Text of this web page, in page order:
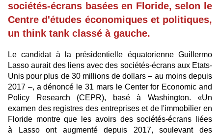
sociétés-écrans basées en Floride, selon le
Centre d'études économiques et politiques,
un think tank classé à gauche.
Le candidat à la présidentielle équatorienne Guillermo
Lasso aurait des liens avec des sociétés-écrans aux Etats-
Unis pour plus de 30 millions de dollars – au moins depuis
2017 –, a dénoncé le 31 mars le Center for Economic and
Policy Research (CEPR), basé à Washington. «Un
examen des registres des entreprises et de l'immobilier en
Floride montre que les avoirs des sociétés-écrans liées
à Lasso ont augmenté depuis 2017, soulevant des